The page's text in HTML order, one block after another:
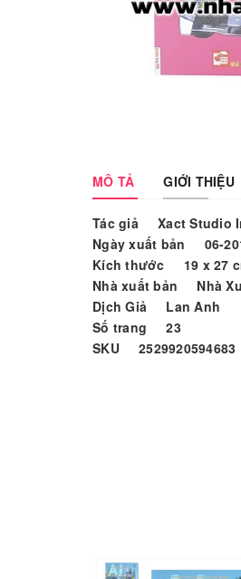
MÔ TẢ GIỚI THIỆU
Tác giả Xact Studio
Ngày xuất bản 06-
Kích thước 19 x 27
Nhà xuất bản Nhà
Dịch Giả Lan Anh
Số trang 23
SKU 2529920594683
Vì sao nước biển có
nhưng không phải ai